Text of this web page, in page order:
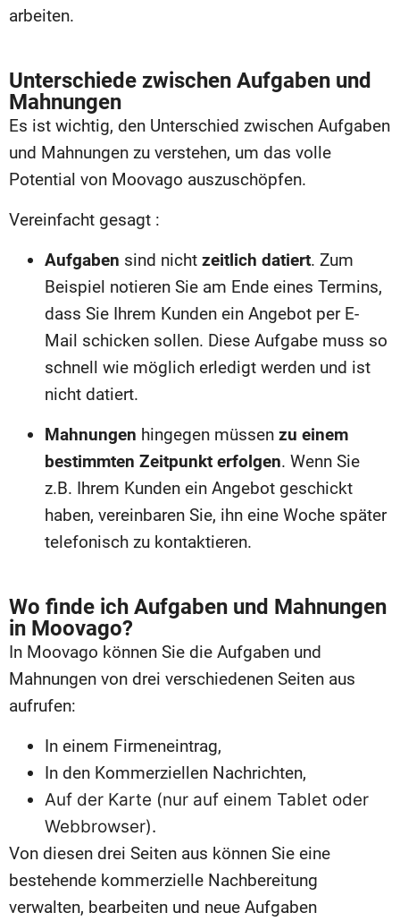
arbeiten.
Unterschiede zwischen Aufgaben und
Mahnungen
Es ist wichtig, den Unterschied zwischen Aufgaben
und Mahnungen zu verstehen, um das volle
Potential von Moovago auszuschöpfen.
Vereinfacht gesagt :
Aufgaben sind nicht zeitlich datiert. Zum
Beispiel notieren Sie am Ende eines Termins,
dass Sie Ihrem Kunden ein Angebot per E-
Mail schicken sollen. Diese Aufgabe muss so
schnell wie möglich erledigt werden und ist
nicht datiert.
Mahnungen hingegen müssen zu einem
bestimmten Zeitpunkt erfolgen. Wenn Sie
z.B. Ihrem Kunden ein Angebot geschickt
haben, vereinbaren Sie, ihn eine Woche später
telefonisch zu kontaktieren.
Wo finde ich Aufgaben und Mahnungen
in Moovago?
In Moovago können Sie die Aufgaben und
Mahnungen von drei verschiedenen Seiten aus
aufrufen:
In einem Firmeneintrag,
In den Kommerziellen Nachrichten,
Auf der Karte (nur auf einem Tablet oder
Webbrowser).
Von diesen drei Seiten aus können Sie eine
bestehende kommerzielle Nachbereitung
verwalten, bearbeiten und neue Aufgaben